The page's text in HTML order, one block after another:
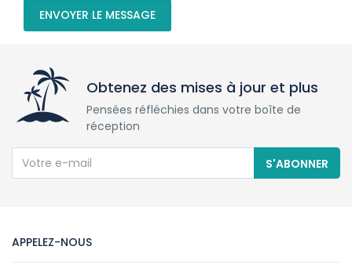
ENVOYER LE MESSAGE
Obtenez des mises à jour et plus
Pensées réfléchies dans votre boîte de
réception
S'ABONNER
APPELEZ-NOUS